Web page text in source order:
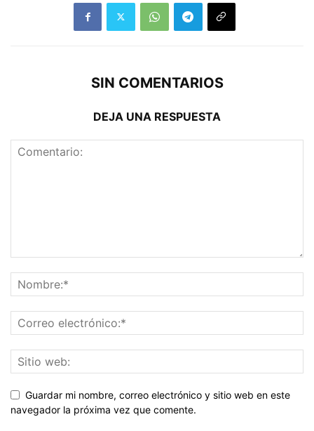
SIN COMENTARIOS
DEJA UNA RESPUESTA
Guardar mi nombre, correo electrónico y sitio web en este
navegador la próxima vez que comente.